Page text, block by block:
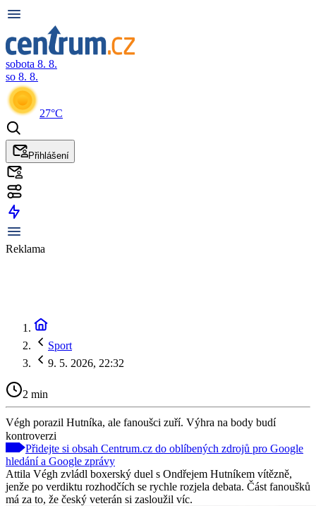
sobota 8. 8.
so 8. 8.
27°C
Přihlášení
Reklama
Sport
9. 5. 2026, 22:32
2 min
Végh porazil Hutníka, ale fanoušci zuří. Výhra na body budí
kontroverzi
Přidejte si obsah Centrum.cz do oblíbených zdrojů pro Google
hledání a Google zprávy
Attila Végh zvládl boxerský duel s Ondřejem Hutníkem vítězně,
jenže po verdiktu rozhodčích se rychle rozjela debata. Část fanoušků
má za to, že český veterán si zasloužil víc.